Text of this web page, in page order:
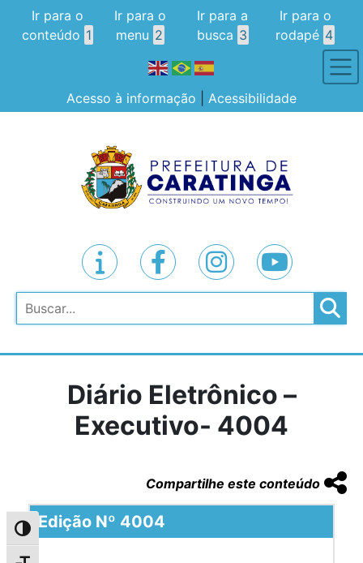
Alternar alto contraste
Ir para o
conteúdo 1
Ir para o
menu 2
Ir para a
busca 3
Ir para o
rodapé 4
Acesso à informação Acessibilidade
Pesquisar
Diário Eletrônico –
Executivo- 4004
Compartilhe este conteúdo
Edição Nº 4004